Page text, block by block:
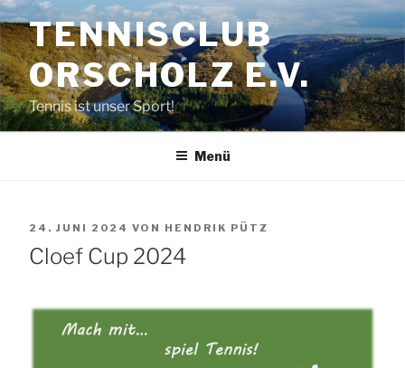
Zum
Inhalt
springenTENNISCLUB
ORSCHOLZ E.V.
Tennis ist unser Sport!
Menü
VERÖFFENTLICHT
AM
24. JUNI 2024 VON HENDRIK PÜTZ
Cloef Cup 2024